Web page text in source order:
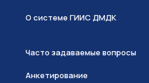
О системе ГИИС ДМДК
Часто задаваемые вопросы
Анкетирование